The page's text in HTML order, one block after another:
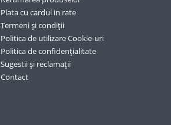
Plata cu cardul in rate
Termeni și condiții
Politica de utilizare Cookie-uri
Politica de confidențialitate
Sugestii și reclamații
Contact